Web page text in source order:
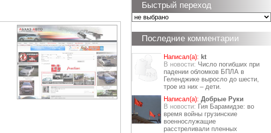
Быстрый переход
Последние комментарии
Написал(а): kt
В новости: Число погибших при
падении обломков БПЛА в
Геленджике выросло до шести,
трое из них – дети.
Написал(а): Добрые Руки
В новости: Гия Барамидзе: во
время войны грузинские
военнослужащие
расстреливали пленных